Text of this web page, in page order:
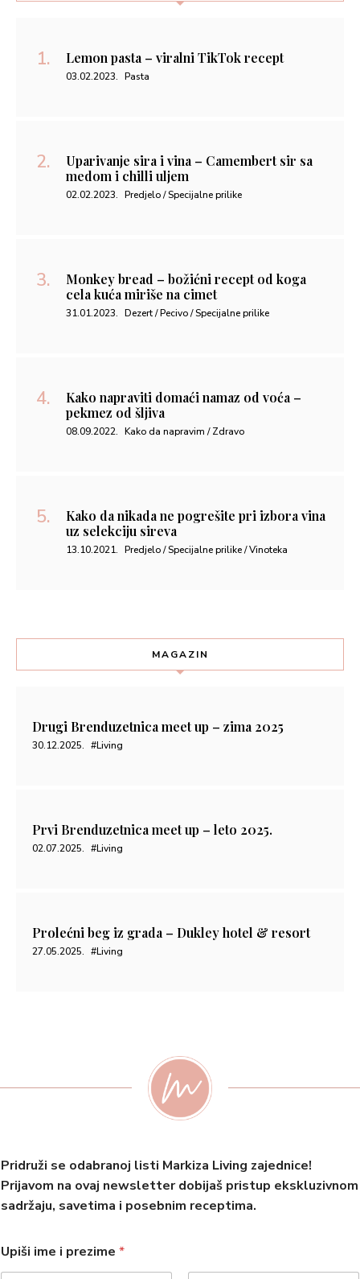
Lemon pasta – viralni TikTok recept
03.02.2023. Pasta
Uparivanje sira i vina – Camembert sir sa
medom i chilli uljem
02.02.2023. Predjelo / Specijalne prilike
Monkey bread – božićni recept od koga
cela kuća miriše na cimet
31.01.2023. Dezert / Pecivo / Specijalne prilike
Kako napraviti domaći namaz od voća –
pekmez od šljiva
08.09.2022. Kako da napravim / Zdravo
Kako da nikada ne pogrešite pri izbora vina
uz selekciju sireva
13.10.2021. Predjelo / Specijalne prilike / Vinoteka
MAGAZIN
Drugi Brenduzetnica meet up – zima 2025
30.12.2025. #Living
Prvi Brenduzetnica meet up – leto 2025.
02.07.2025. #Living
Prolećni beg iz grada – Dukley hotel & resort
27.05.2025. #Living
Pridruži se odabranoj listi Markiza Living zajednice!
Prijavom na ovaj newsletter dobijaš pristup ekskluzivnom
sadržaju, savetima i posebnim receptima.
Upiši ime i prezime *